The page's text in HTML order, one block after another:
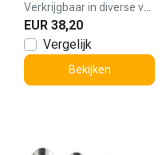
accent kleur - LT.088
EUR 38,20
Vergelijk
Bekijken